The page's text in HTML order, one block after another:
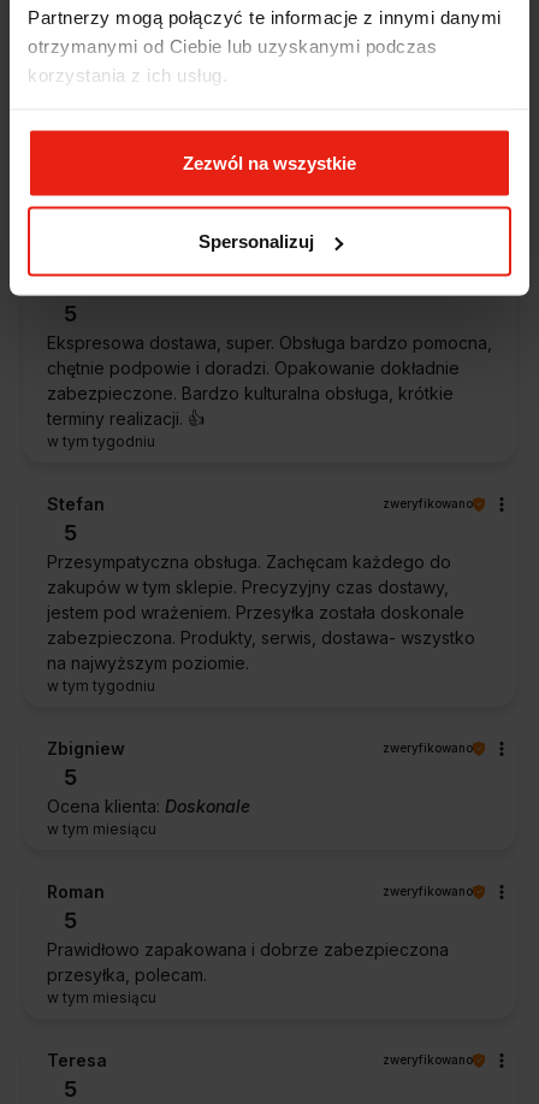
Partnerzy mogą połączyć te informacje z innymi danymi
otrzymanymi od Ciebie lub uzyskanymi podczas
korzystania z ich usług.
Zezwól na wszystkie
Spersonalizuj
dzisiaj
Magdalena
oczekiwaniami. Sprzedawca profesjonalny i godny
polecenia 👍️👍️👍️👍️👍️👍️👍️
5
Ekspresowa dostawa, super. Obsługa bardzo pomocna,
chętnie podpowie i doradzi. Opakowanie dokładnie
zabezpieczone. Bardzo kulturalna obsługa, krótkie
terminy realizacji. 👍️
w tym tygodniu
Stefan zweryfikowano
5
Przesympatyczna obsługa. Zachęcam każdego do
zakupów w tym sklepie. Precyzyjny czas dostawy,
jestem pod wrażeniem. Przesyłka została doskonale
zabezpieczona. Produkty, serwis, dostawa- wszystko
na najwyższym poziomie.
w tym tygodniu
Zbigniew zweryfikowano
5
Ocena klienta: Doskonale
w tym miesiącu
Roman zweryfikowano
5
Prawidłowo zapakowana i dobrze zabezpieczona
przesyłka, polecam.
w tym miesiącu
Teresa zweryfikowano
5